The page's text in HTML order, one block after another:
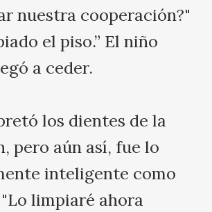
nuestra cooperación?"
el piso.” El niño
a ceder.
los dientes de la
pero aún así, fue lo
inteligente como
limpiaré ahora